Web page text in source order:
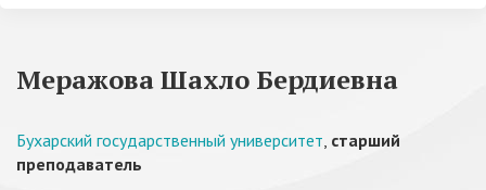
Меражова Шахло Бердиевна
Бухарский государственный университет, старший
преподаватель